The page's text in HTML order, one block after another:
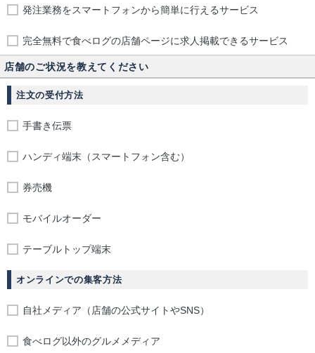
発注業務をスマートフォンから簡単に行えるサービス
完全無料で食べログの店舗ページに求人掲載できるサービス
店舗のご状況を教えてください
注文の受付方法
手書き伝票
ハンディ端末（スマートフォン含む）
券売機
モバイルオーダー
テーブルトップ端末
オンラインでの集客方法
自社メディア（店舗の公式サイトやSNS）
食べログ以外のグルメメディア